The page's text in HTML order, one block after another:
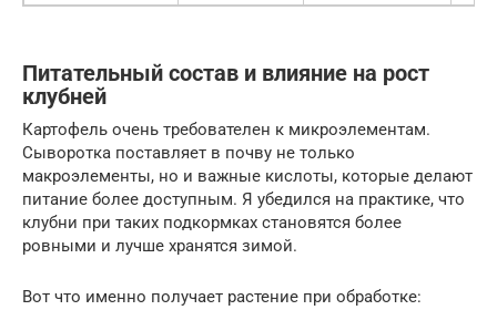
Питательный состав и влияние на рост
клубней
Картофель очень требователен к микроэлементам.
Сыворотка поставляет в почву не только
макроэлементы, но и важные кислоты, которые делают
питание более доступным. Я убедился на практике, что
клубни при таких подкормках становятся более
ровными и лучше хранятся зимой.
Вот что именно получает растение при обработке: